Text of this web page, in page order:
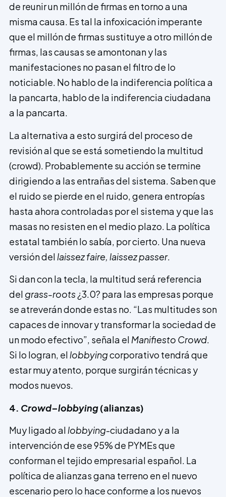
de reunir un millón de firmas en torno a una
misma causa. Es tal la infoxicación impe­rante
que el millón de firmas sustituye a otro millón de
firmas, las causas se amontonan y las
manifestaciones no pasan el filtro de lo
noticiable. No hablo de la indiferencia política a
la pancarta, hablo de la indiferencia ciudadana
a la pancarta.
La alternativa a esto surgirá del proceso de
revisión al que se está sometiendo la multitud
(crowd). Probablemente su acción se termine
dirigiendo a las entrañas del sistema. Saben que
el ruido se pierde en el ruido, genera entropías
hasta ahora controladas por el sistema y que las
masas no resisten en el medio plazo. La política
estatal también lo sabía, por cierto. Una nueva
versión del laissez faire, laissez passer.
Si dan con la tecla, la multitud será referencia
del grass-roots¿3.0? para las empresas porque
se atreverán donde estas no. “Las multitudes son
capaces de innovar y transformar la sociedad de
un modo efectivo”, señala el Manifiesto Crowd.
Si lo logran, el lobbyingcorporativo tendrá que
estar muy atento, porque surgirán técnicas y
modos nuevos.
4. Crowd–lobbying(alianzas)
Muy ligado al lobbying-ciudadano y a la
intervención de ese 95% de PYMEs que
conforman el tejido empresarial español. La
política de alianzas gana terreno en el nuevo
escenario pero lo hace conforme a los nuevos